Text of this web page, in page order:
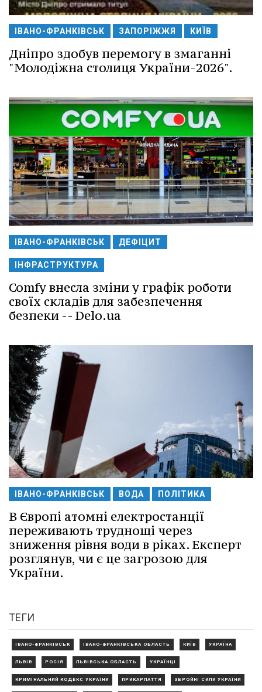
ІВАНО-ФРАНКІВСЬК ЗАПОРІЖЖЯ КИЇВ
Дніпро здобув перемогу в змаганні
"Молодіжна столиця України-2026".
ІВАНО-ФРАНКІВСЬК ДЕФІЦИТ
ІНФРАСТРУКТУРА
Comfy внесла зміни у графік роботи
своїх складів для забезпечення
безпеки -- Delo.ua
ІВАНО-ФРАНКІВСЬК ВОДА ПОЛІТИКА
В Європі атомні електростанції
переживають труднощі через
зниження рівня води в ріках. Експерт
розглянув, чи є це загрозою для
України.
ТЕГИ
ІВАНО-ФРАНКІВСЬК ІВАНО-ФРАНКІВСЬКА ОБЛАСТЬ КИЇВ УКРАЇНА
ЛЬВІВ РОСІЯ ЛЬВІВСЬКА ОБЛАСТЬ УКРАЇНЦІ
КРИМІНАЛЬНИЙ КОДЕКС УКРАЇНИ ПРИКАРПАТТЯ ЗБРОЙНІ СИЛИ УКРАЇНИ